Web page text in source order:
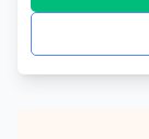
nodig om zich
met goede